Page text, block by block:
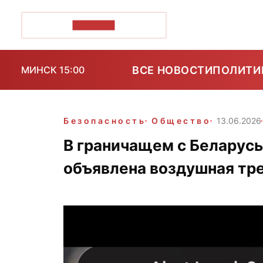
МИНСК 15:00 ВСЕ НОВОСТИ
Безопасность Общество 13.06.2026
В граничащем с
объявлена воздушная